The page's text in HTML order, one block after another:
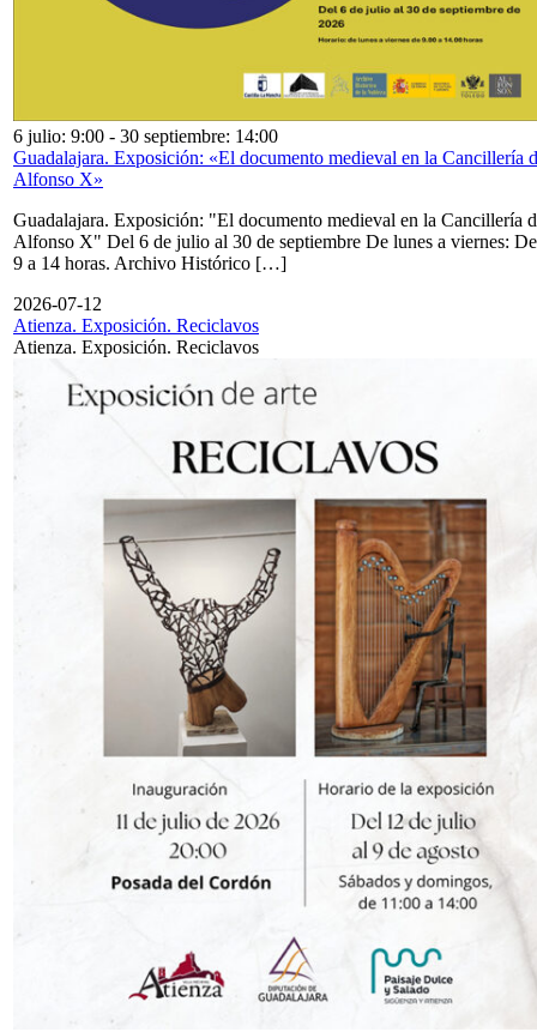
6 julio: 9:00 - 30 septiembre: 14:00
Guadalajara. Exposición: «El documento medieval en la Cancillería
Alfonso X»
Guadalajara. Exposición: "El documento medieval en la Cancillería
Alfonso X" Del 6 de julio al 30 de septiembre De lunes a viernes: De
9 a 14 horas. Archivo Histórico […]
2026-07-12
Atienza. Exposición. Reciclavos
Atienza. Exposición. Reciclavos